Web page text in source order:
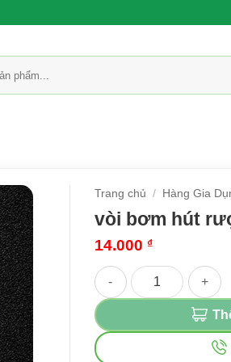
Trang chủ / Hàng Gia
vòi bơm hút
14.000 ₫
vòi bơm hút rượu, hút